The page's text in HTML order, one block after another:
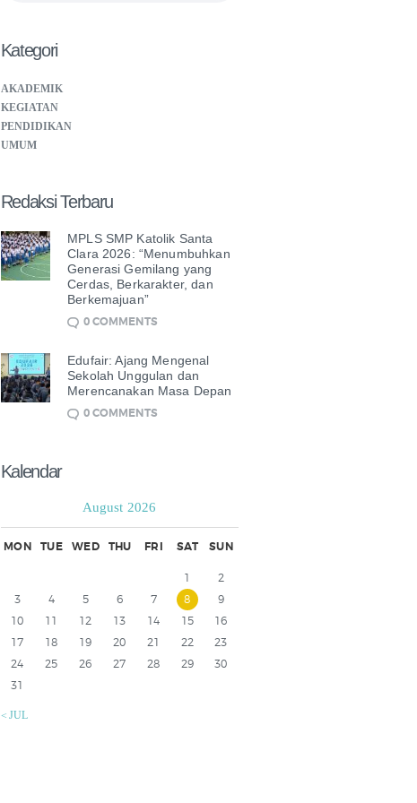
Kategori
AKADEMIK
KEGIATAN
PENDIDIKAN
UMUM
Redaksi Terbaru
MPLS SMP Katolik Santa
Clara 2026: “Menumbuhkan
Generasi Gemilang yang
Cerdas, Berkarakter, dan
Berkemajuan”
0 COMMENTS
Edufair: Ajang Mengenal
Sekolah Unggulan dan
Merencanakan Masa Depan
0 COMMENTS
Kalendar
August 2026
MON TUE WED THU FRI SAT SUN
1
2
3
4 5 6 7 8
9
10
11 12 13 14 15
16
17
18 19 20 21 22
23
24
25 26 27 28 29
30
31
« JUL